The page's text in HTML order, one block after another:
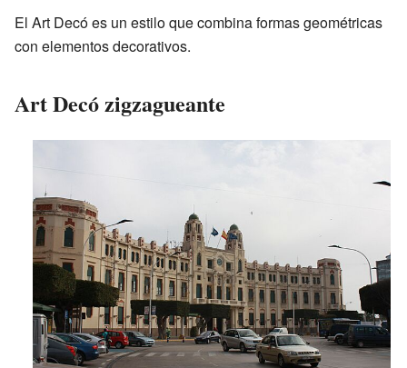
El Art Decó es un estilo que combina formas geométricas
con elementos decorativos.
Art Decó zigzagueante